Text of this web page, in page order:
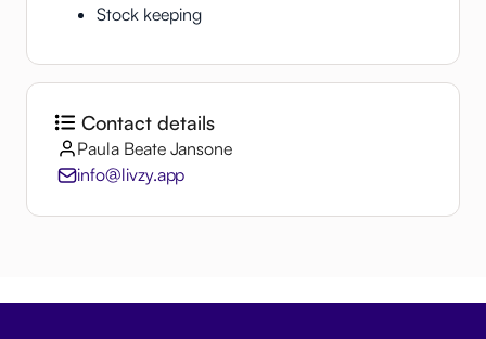
Stock keeping
Contact details
Paula Beate Jansone
info@livzy.app